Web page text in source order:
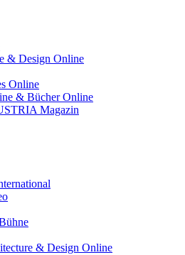
& Design Online
Online
& Bücher Online
Magazin
& Design Online